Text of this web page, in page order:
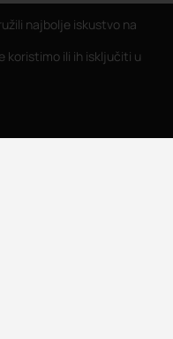
najbolje iskustvo na
koristimo ili ih isključiti u